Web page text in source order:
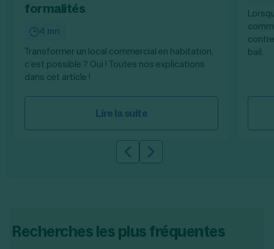
formalités
4 mn
Transformer un local commercial en habitation,
c’est possible ? Oui ! Toutes nos explications
dans cet article !
Lire la suite
bail.
Slide précédente
Slide suivante
Recherches les plus fréquentes